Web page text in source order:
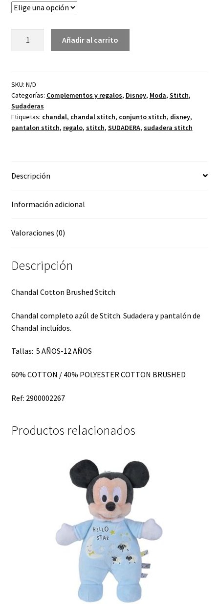
Añadir al carrito
SKU: N/D
Categorías: Complementos y regalos, Disney, Moda, Stitch,
Sudaderas
Etiquetas: chandal, chandal stitch, conjunto stitch, disney,
pantalon stitch, regalo, stitch, SUDADERA, sudadera stitch
Descripción
Información adicional
Valoraciones (0)
Descripción
Chandal Cotton Brushed Stitch
Chandal completo azúl de Stitch. Sudadera y pantalón de
Chandal incluídos.
Tallas: 5 AÑOS-12 AÑOS
60% COTTON / 40% POLYESTER COTTON BRUSHED
Ref: 2900002267
Productos relacionados